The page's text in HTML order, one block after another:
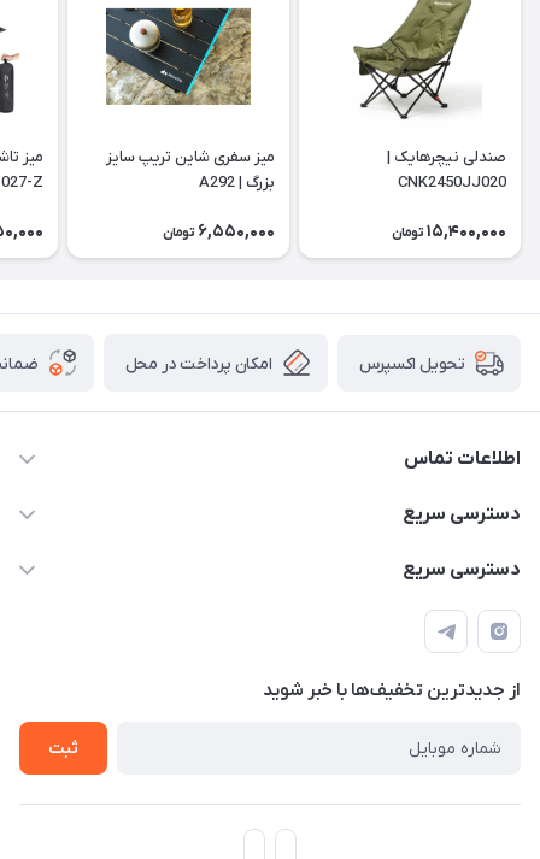
صندلی نیچرهایک |
CNK2450JJ020
15,400,000 تومان
میز سفری شاین تریپ سایز
بزرگ | A292
6,550,000 تومان
میز
Z
تحویل اکسپرس امکان پرداخت در محل
اطلاعات تماس
۰۹۳۵۶۰۴۰۳۶۵
سیمای ورزش
دسترسی سریع
اسکیت فلایینگ ایگل
اسکیت دخترانه
دسترسی سریع
اسکوتر برقی دخترانه
اسکیت روسز
اسکوتر
از جدید‌ترین تخفیف‌ها با‌ خبر شوید
ثبت